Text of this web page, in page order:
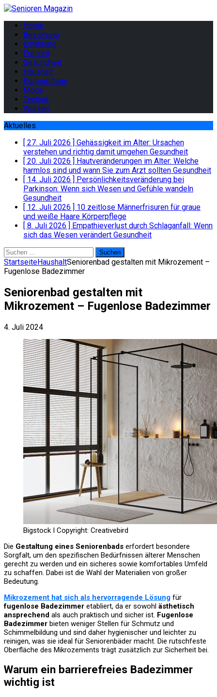
Home
Beziehung
Ernährung
Freizeit
Gesundheit
Haushalt
Körperpflege
Mode
Technik
Wissen
Aktuelles
[ 27. Juli 2026 ] Gehässigkeit im Alter: Ursachen
verstehen und richtig damit umgehen Gesundheit
[ 20. Juli 2026 ] Hautveränderungen im Alter: Welche
harmlos sind und wann Sie zum Arzt sollten Gesundheit
[ 14. Juli 2026 ] Persönlichkeitsveränderung bei
Parkinson: Wenn sich Wesen und Gefühle wandeln
Gesundheit
[ 12. Juli 2026 ] 10 zeitlose Männerfrisuren für graue
und weiße Haare Körperpflege
[ 8. Juli 2026 ] Empathieverlust durch Schlaganfall: Wenn
sich das Wesen verändert Gesundheit
Suchen
nach:
StartseiteHaushaltSeniorenbad gestalten mit Mikrozement –
Fugenlose Badezimmer
Seniorenbad gestalten mit
Mikrozement – Fugenlose Badezimmer
4. Juli 2024
Bigstock I Copyright: Creativebird
Die Gestaltung eines Seniorenbads erfordert besondere
Sorgfalt, um den spezifischen Bedürfnissen älterer Menschen
gerecht zu werden und ein sicheres sowie komfortables Umfeld
zu schaffen. Dabei ist die Wahl der Materialien von großer
Bedeutung.
Mikrozement hat sich als hervorragende Lösung für
fugenlose Badezimmer etabliert, da er sowohl ästhetisch
ansprechend als auch praktisch und sicher ist. Fugenlose
Badezimmer bieten weniger Stellen für Schmutz und
Schimmelbildung und sind daher hygienischer und leichter zu
reinigen, was sie ideal für Seniorenbäder macht. Die rutschfeste
Oberfläche des Mikrozements trägt zusätzlich zur Sicherheit bei.
Warum ein barrierefreies Badezimmer
wichtig ist